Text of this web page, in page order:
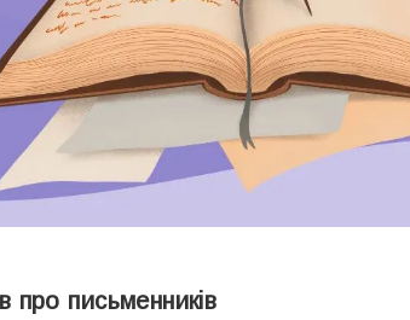
про письменників